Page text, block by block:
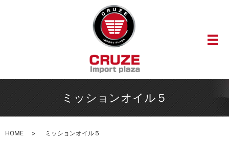
メ
ミッションオイル５
HOME ミッションオイル５